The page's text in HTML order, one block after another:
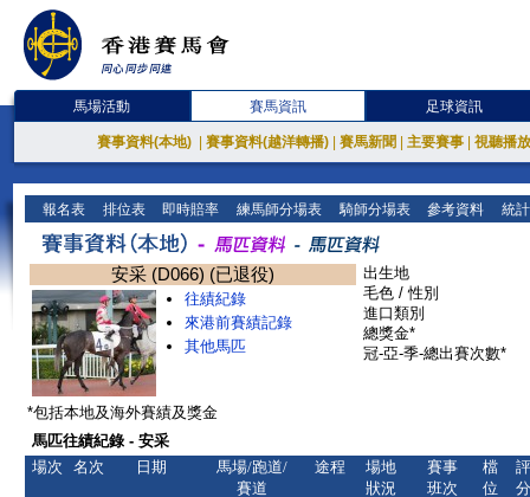
馬場活動 賽馬資訊 足球資訊
賽事資料(本地) 賽事資料(越洋轉播) 賽馬新聞 主要賽事 視聽播
報名表 排位表 即時賠率 練馬師分場表 騎師分場表 參考資料 統
安采 (D066) (已退役)
往績紀錄
來港前賽績記錄
其他馬匹
出生地
毛色 / 性別
進口類別
總獎金*
冠-亞-季-總出賽次數*
*包括本地及海外賽績及獎金
馬匹往績紀錄 - 安采
場次
名次 日期
馬場/跑道/
賽道
途程
場地
狀況
賽事
班次
檔
位
評
分